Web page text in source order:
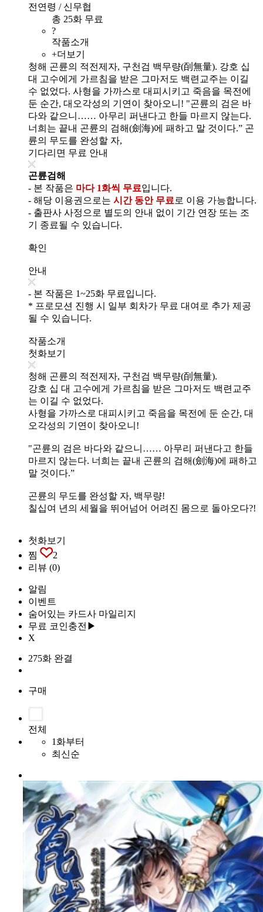
전연령 / 신무협
총 25화 무료
?
작품소개
+더보기
청해 곤륜의 적전제자, 구천검 백무량(㓦無量). 강호 십
대 고수에게 가르침을 받은 그마저도 백련교주는 이길
수 없었다. 사형을 가까스로 대피시키고 죽음을 목전에
둔 순간, 대오각성의 기연이 찾아오니! "곤륜의 검은 바
다와 같으니…… 아무리 퍼낸다고 한들 마르지 않는다.
너희는 끝내 곤륜의 검해(劍海)에 패하고 말 것이다.” 곤
륜의 무도를 완성할 자,
기다리면 무료 안내
곤륜검해
- 본 작품은 마다 1화씩 무료입니다.
- 해당 이용권으로는 시간 동안 무료 로 이용 가능합니다.
- 출판사 사정으로 별도의 안내 없이 기간 연장 또는 조
기 종료될 수 있습니다.
확인
안내
- 본 작품은 1~25화 무료입니다.
* 프로모션 진행 시 일부 회차가 무료 대여로 추가 제공
될 수 있습니다.
작품소개
첫화보기
청해 곤륜의 적전제자, 구천검 백무량(㓦無量).
강호 십 대 고수에게 가르침을 받은 그마저도 백련교주
는 이길 수 없었다.
사형을 가까스로 대피시키고 죽음을 목전에 둔 순간, 대
오각성의 기연이 찾아오니!
"곤륜의 검은 바다와 같으니…… 아무리 퍼낸다고 한들
마르지 않는다. 너희는 끝내 곤륜의 검해(劍海)에 패하고
말 것이다.”
곤륜의 무도를 완성할 자, 백무량!
칠십여 년의 세월을 뛰어넘어 어려진 몸으로 돌아오다?!
첫화보기
찜
2
리뷰 (0)
알림
이벤트
숨어있는 카드사 마일리지
무료 코인충전▶
X
275화 완결
구매
전체
1화부터
최신순